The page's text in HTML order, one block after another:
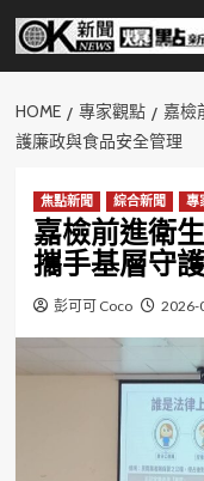
Skip
content
HOME 專家觀點
嘉檢
護廉政與食品安全管理
焦點新聞 綜合新聞 專
嘉檢前進衛
攜手基層守
彭可可 Coco 2026-